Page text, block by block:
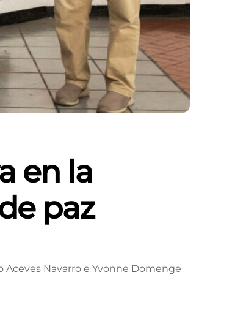
en la
paz
Aceves Navarro e Yvonne Domenge